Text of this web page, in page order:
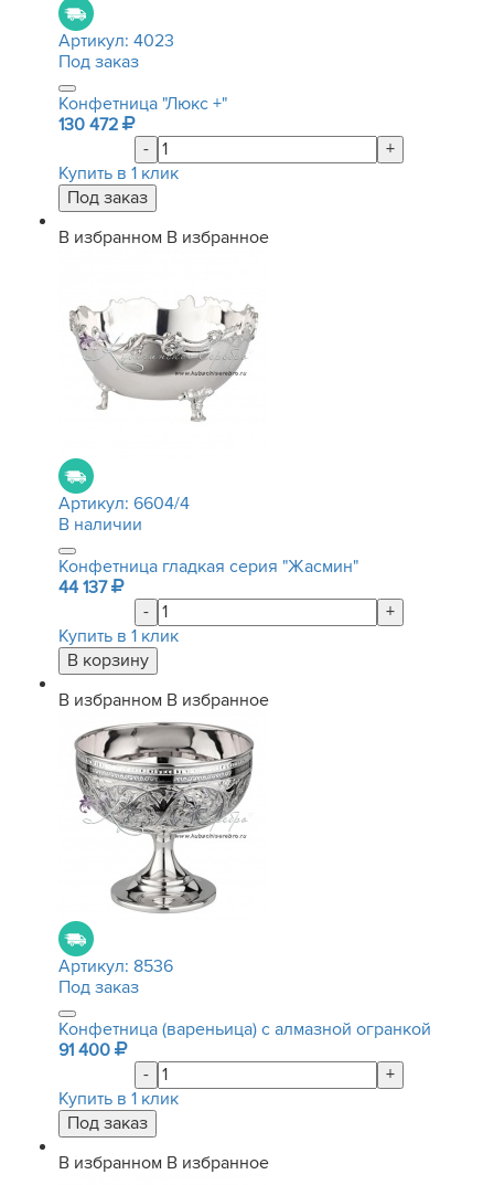
Артикул: 4023
Под заказ
Конфетница "Люкс +"
130 472
-
+
Купить в 1 клик
В избранном В избранное
Артикул: 6604/4
В наличии
Конфетница гладкая серия "Жасмин"
44 137
-
+
Купить в 1 клик
В избранном В избранное
Артикул: 8536
Под заказ
Конфетница (вареньица) с алмазной огранкой
91 400
-
+
Купить в 1 клик
В избранном В избранное